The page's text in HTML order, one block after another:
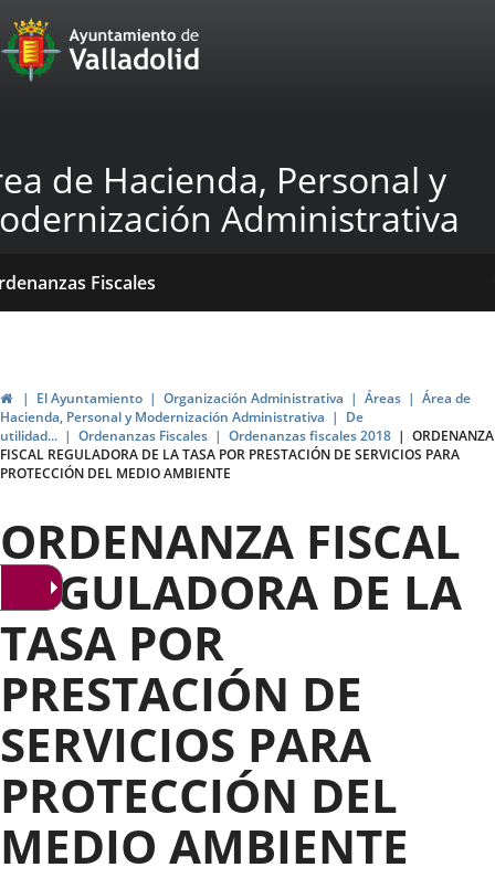
Portal
Web
Ayuntamiento
de
Valladolid
de Hacienda, Personal y
Administrativa
Fiscales
HomeEl Ayuntamiento Organización Administrativa Áreas
Área de
Hacienda, Personal y Modernización Administrativa
De
utilidad...
Ordenanzas Fiscales Ordenanzas fiscales 2018
ORDENANZA
FISCAL REGULADORA DE LA TASA POR PRESTACIÓN DE SERVICIOS PARA
PROTECCIÓN DEL MEDIO AMBIENTE
ORDENANZA FISCAL
REGULADORA DE LA
TASA POR
PRESTACIÓN DE
SERVICIOS PARA
PROTECCIÓN DEL
MEDIO AMBIENTE